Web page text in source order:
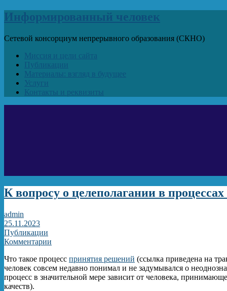
Информированный человек
Сетевой консорциум непрерывного образования (СКНО)
Миссия и цели сайта
Публикации
Материалы: взгляд в будущее
Услуги
Контакты и реквизиты
К вопросу о целеполагании в
admin
25.11.2023
Публикации
Комментарии
Что такое процесс принятия решений (ссылка приведена на
человек совсем недавно понимал и не задумывался о
процесс в значительной мере зависит от человека,
качеств).